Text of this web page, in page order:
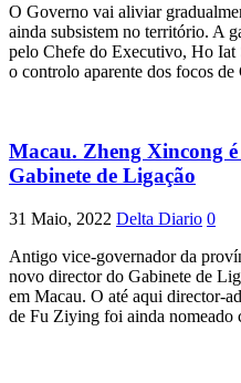
O Governo vai aliviar
ainda subsistem no território. A
pelo Chefe do Executivo, Ho Iat
o controlo aparente dos focos
Macau. Zheng Xincong
Gabinete de Ligação
31 Maio, 2022 Delta Diario 0
Antigo vice-governador da
novo director do Gabinete de
em Macau. O até aqui director-
de Fu Ziying foi ainda nomeado